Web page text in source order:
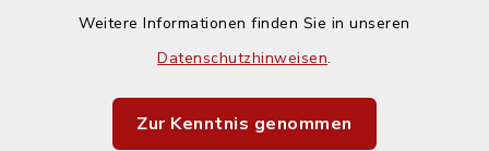
Weitere Informationen finden Sie in unseren
Datenschutzhinweisen.
Zur Kenntnis genommen
Barrierefreiheit
Impressum